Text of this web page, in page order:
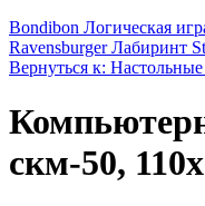
Bondibon Логическая
Ravensburger Лабиринт
Вернуться к:
скм-50,